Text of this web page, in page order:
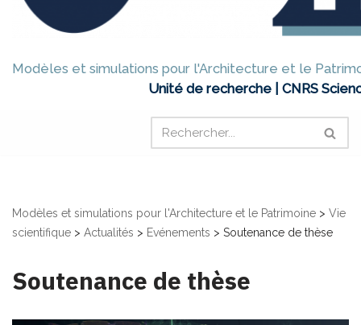
Modèles et simulations pour l'Architecture et le
Unité de recherche | CNRS
Modèles et simulations pour l'Architecture et le Patrimoine > Vie
scientifique > Actualités > Evénements > Soutenance de thèse
Soutenance de thèse